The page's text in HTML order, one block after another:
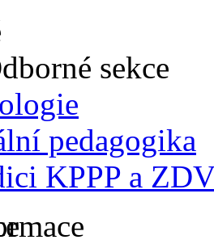
sekce
pedagogika
KPPP a